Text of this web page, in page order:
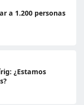
a 1.200 personas
¿Estamos